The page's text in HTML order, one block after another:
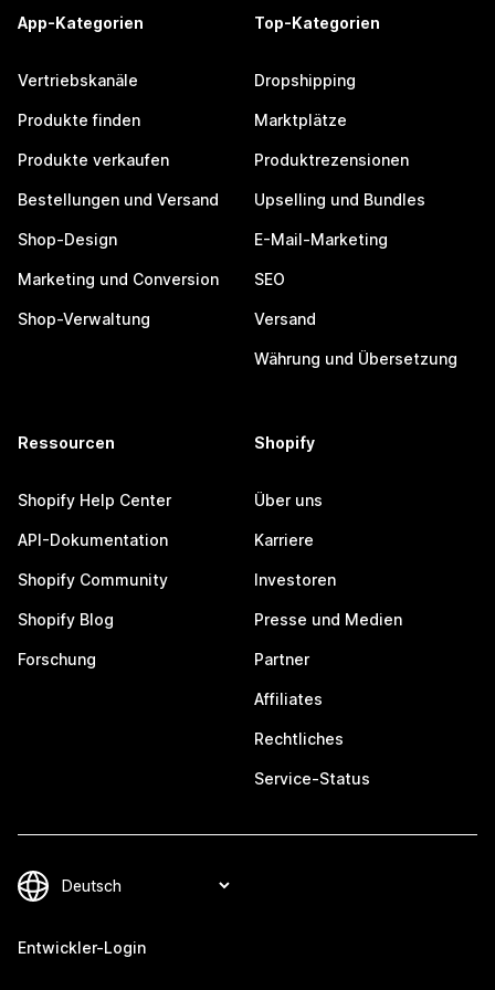
App-Kategorien
Vertriebskanäle
Produkte finden
Produkte verkaufen
Bestellungen und Versand
Shop-Design
Marketing und Conversion
Shop-Verwaltung
Top-Kategorien
Dropshipping
Marktplätze
Produktrezensionen
Upselling und Bundles
E-Mail-Marketing
SEO
Versand
Währung und Übersetzung
Ressourcen
Shopify Help Center
API-Dokumentation
Shopify Community
Shopify Blog
Forschung
Shopify
Über uns
Karriere
Investoren
Presse und Medien
Partner
Affiliates
Rechtliches
Service-Status
Entwickler-Login